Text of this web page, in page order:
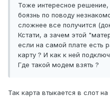
Тоже интересное
боязнь по поводу
сложнее все получится
Кстати, а зачем этой
если на самой плате есть
карту ? И как к ней
Где такой модем взять ?
Так карта втыкается в слот